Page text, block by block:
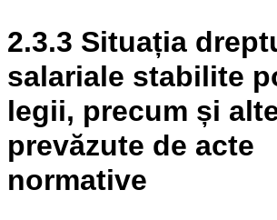
2.3.3 Situația
salariale stabilite
legii, precum și
prevăzute de acte
normative